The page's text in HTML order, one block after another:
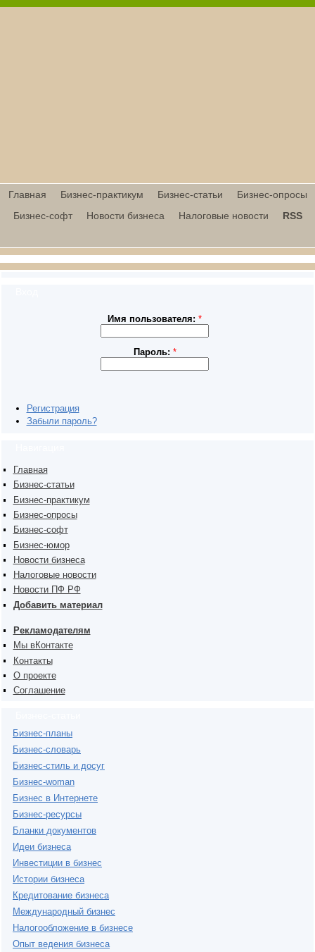
Главная Бизнес-практикум Бизнес-статьи
Бизнес-опросы
Бизнес-софт
Новости бизнеса Налоговые новости RSS
Имя пользователя:*
Пароль: *
Регистрация
Забыли пароль?
Главная
Бизнес-статьи
Бизнес-практикум
Бизнес-опросы
Бизнес-софт
Бизнес-юмор
Новости бизнеса
Налоговые новости
Новости ПФ РФ
Добавить материал
Рекламодателям
Мы вКонтакте
Контакты
О проекте
Соглашение
Бизнес-планы
Бизнес-словарь
Бизнес-стиль и досуг
Бизнес-woman
Бизнес в Интернете
Бизнес-ресурсы
Бланки документов
Идеи бизнеса
Инвестиции в бизнес
Истории бизнеса
Кредитование бизнеса
Международный бизнес
Налогообложение в бизнесе
Опыт ведения бизнеса